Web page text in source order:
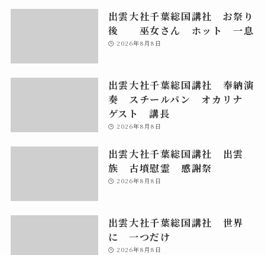
出雲大社千葉総国講社 お祭り
後 巫女さん ホット 一息
2026年8月8日
出雲大社千葉総国講社 奉納演
奏 スチールパン オカリナ
ゲスト 講長
2026年8月8日
出雲大社千葉総国講社 出雲
族 古墳慰霊 感謝祭
2026年8月8日
出雲大社千葉総国講社 世界
に 一つだけ
2026年8月8日